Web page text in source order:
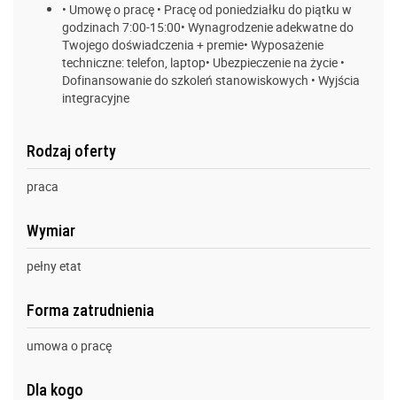
• Umowę o pracę • Pracę od poniedziałku do piątku w
godzinach 7:00-15:00• Wynagrodzenie adekwatne do
Twojego doświadczenia + premie• Wyposażenie
techniczne: telefon, laptop• Ubezpieczenie na życie •
Dofinansowanie do szkoleń stanowiskowych • Wyjścia
integracyjne
Rodzaj oferty
praca
Wymiar
pełny etat
Forma zatrudnienia
umowa o pracę
Dla kogo